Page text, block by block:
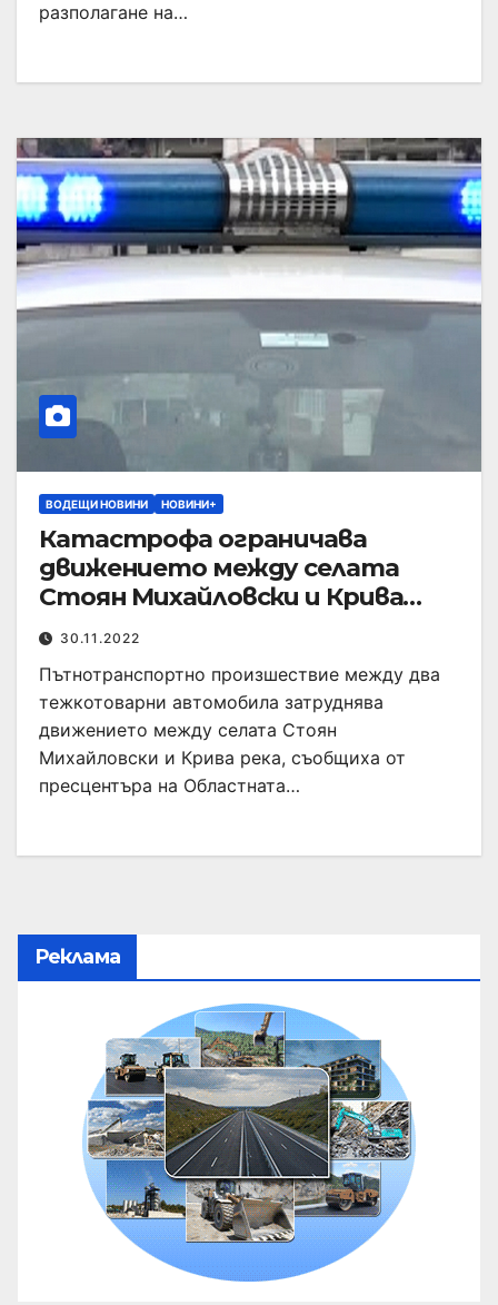
разполагане на…
ВОДЕЩИ НОВИНИ НОВИНИ+
Катастрофа ограничава
движението между селата
Стоян Михайловски и Крива
река
30.11.2022
Пътнотранспортно произшествие между два
тежкотоварни автомобила затруднява
движението между селата Стоян
Михайловски и Крива река, съобщиха от
пресцентъра на Областната…
Реклама